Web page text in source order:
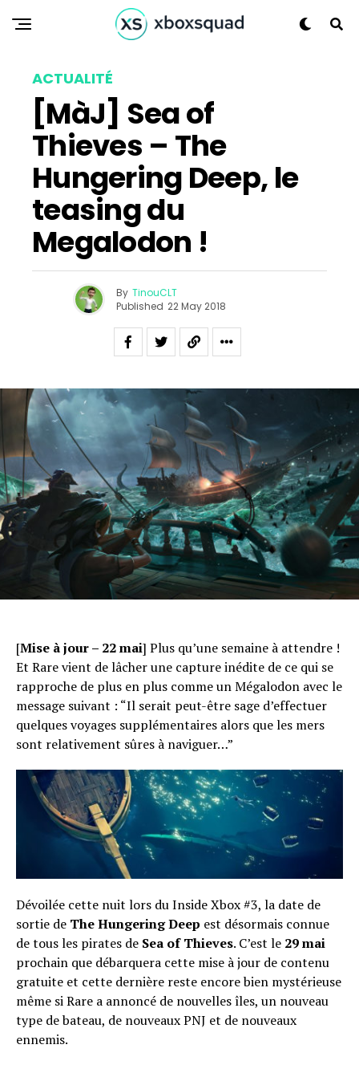
ACTUALITÉ
[MàJ] Sea of
Thieves – The
Hungering Deep, le
teasing du
Megalodon !
By TinouCLT
Published 22 May 2018
[Mise à jour – 22 mai] Plus qu’une semaine à attendre !
Et Rare vient de lâcher une capture inédite de ce qui se
rapproche de plus en plus comme un Mégalodon avec le
message suivant : “Il serait peut-être sage d’effectuer
quelques voyages supplémentaires alors que les mers
sont relativement sûres à naviguer…”
Dévoilée cette nuit lors du Inside Xbox #3, la date de
sortie de The Hungering Deep est désormais connue
de tous les pirates de Sea of Thieves. C’est le 29 mai
prochain que débarquera cette mise à jour de contenu
gratuite et cette dernière reste encore bien mystérieuse
même si Rare a annoncé de nouvelles îles, un nouveau
type de bateau, de nouveaux PNJ et de nouveaux
ennemis.
Pinterest
Whatsapp
Email